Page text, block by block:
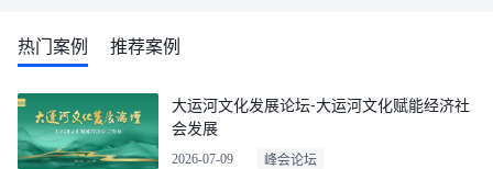
热门案例 推荐案例
大运河文化发展论坛-大运河文化赋能经济社
会发展
2026-07-09 峰会论坛